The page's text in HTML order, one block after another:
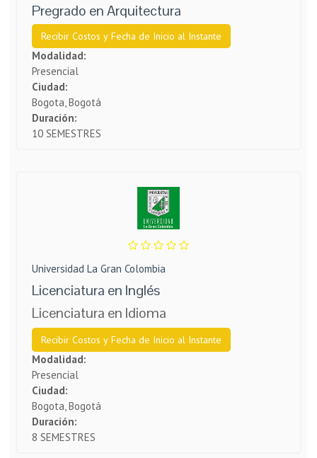
Pregrado en Arquitectura
Recibir Costos y Fecha de Inicio al Instante
Modalidad:
Presencial
Ciudad:
Bogota, Bogotá
Duración:
10 SEMESTRES
Universidad La Gran Colombia
Licenciatura en Inglés
Licenciatura en Idioma
Recibir Costos y Fecha de Inicio al Instante
Modalidad:
Presencial
Ciudad:
Bogota, Bogotá
Duración:
8 SEMESTRES